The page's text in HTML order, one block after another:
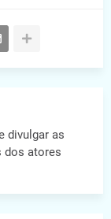
divulgar as
dos atores